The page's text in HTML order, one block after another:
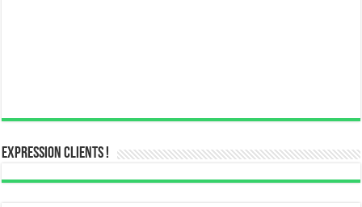
Expression Clients !